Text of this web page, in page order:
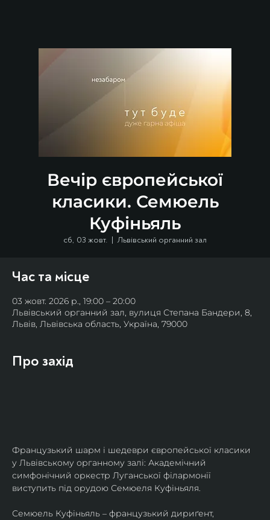
Вечір європейської
класики. Семюель
Куфіньяль
сб, 03 жовт.
  |
Львівський органний зал
Час та місце
03 жовт. 2026 р., 19:00 – 20:00
Львівський органний зал, вулиця Степана Бандери, 8,
Львів, Львівська область, Україна, 79000
Про захід
Французький шарм і шедеври європейської класики
у Львівському органному залі: Академічний
симфонічний оркестр Луганської філармонії
виступить під орудою Семюеля Куфіньяля.
Семюель Куфіньяль – французький дириґент,